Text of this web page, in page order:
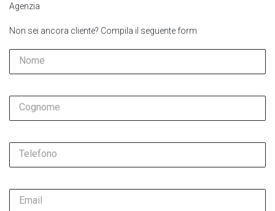
Agenzia
Non sei ancora cliente? Compila il seguente form
Nome
Cognome
Telefono
Email